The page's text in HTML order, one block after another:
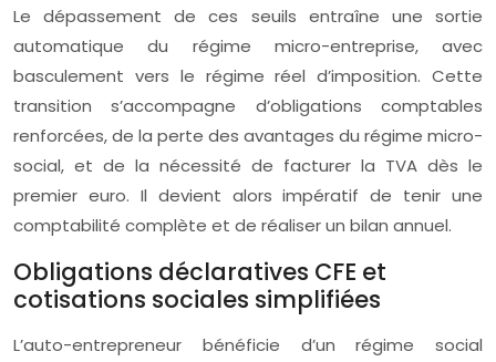
Le dépassement de ces seuils entraîne une sortie
automatique du régime micro-entreprise, avec
basculement vers le régime réel d’imposition. Cette
transition s’accompagne d’obligations comptables
renforcées, de la perte des avantages du régime micro-
social, et de la nécessité de facturer la TVA dès le
premier euro. Il devient alors impératif de tenir une
comptabilité complète et de réaliser un bilan annuel.
Obligations déclaratives CFE et
cotisations sociales simplifiées
L’auto-entrepreneur bénéficie d’un régime social